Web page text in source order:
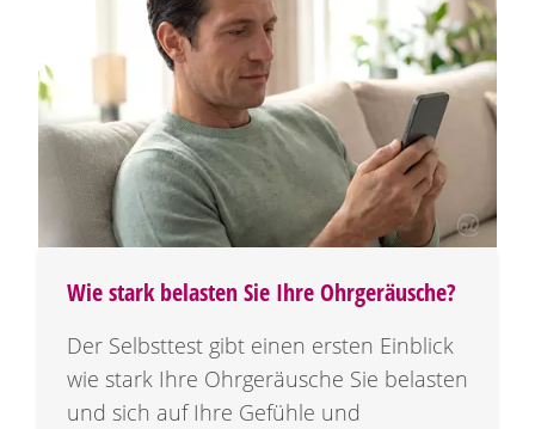
Wie stark belasten Sie Ihre Ohrgeräusche?
Der Selbsttest gibt einen ersten Einblick
wie stark Ihre Ohrgeräusche Sie belasten
und sich auf Ihre Gefühle und